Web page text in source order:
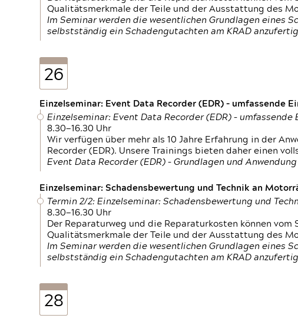
Qualitätsmerkmale der Teile und der Ausstattung des
Im Seminar werden die wesentlichen Grundlagen eines
selbstständig ein Schadengutachten am KRAD
26
Einzelseminar: Event Data Recorder (EDR) – umfassende
Einzelseminar: Event Data Recorder (EDR) – umfassende
8.30—16.30 Uhr
Wir verfügen über mehr als 10 Jahre Erfahrung in der
Recorder (EDR). Unsere Trainings bieten daher einen
Event Data Recorder (EDR) – Grundlagen und
Einzelseminar: Schadensbewertung und Technik an
Termin 2/2: Einzelseminar: Schadensbewertung und
8.30—16.30 Uhr
Der Reparaturweg und die Reparaturkosten können
Qualitätsmerkmale der Teile und der Ausstattung des
Im Seminar werden die wesentlichen Grundlagen eines
selbstständig ein Schadengutachten am KRAD
28